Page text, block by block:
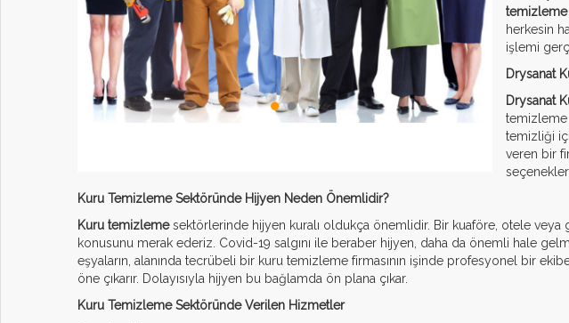
İLETİŞİM
temizleme
herkesin
işlemi
Drysanat
Drysanat
temizleme
temizliği
veren bir
Kuru Temizleme Sektöründe Hijyen Neden Önemlidir?
Kuru temizlemesektörlerinde hijyen kuralı oldukça önemlidir. Bir kuaföre, otele veya
konusunu merak ederiz. Covid-19 salgını ile beraber hijyen, daha da önemli hale
eşyaların, alanında tecrübeli bir kuru temizleme firmasının işinde profesyonel bir
öne çıkarır. Dolayısıyla hijyen bu bağlamda ön plana çıkar.
Kuru Temizleme Sektöründe Verilen Hizmetler